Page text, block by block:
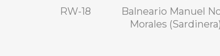
RW-18
Balneario Manuel
Morales